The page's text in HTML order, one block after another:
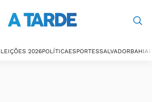
2026POLÍTICAESPORTESSALVADORBAHIA